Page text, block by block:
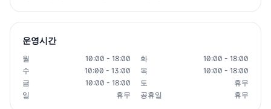
운영시간
월 10:00 - 18:00 화
10:00 - 18:00
수
10:00 - 13:00 목
10:00 - 18:00
금
10:00 - 18:00 토
휴무
일
휴무 공휴일 휴무